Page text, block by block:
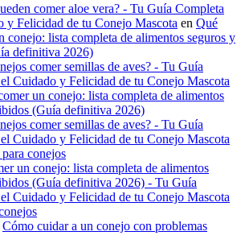
comer aloe vera? - Tu Guía Completa
y Felicidad de tu Conejo Mascota en Qué
conejo: lista completa de alimentos seguros y
definitiva 2026)
comer semillas de aves? - Tu Guía
Cuidado y Felicidad de tu Conejo Mascota
un conejo: lista completa de alimentos
(Guía definitiva 2026)
comer semillas de aves? - Tu Guía
Cuidado y Felicidad de tu Conejo Mascota
conejos
un conejo: lista completa de alimentos
(Guía definitiva 2026) - Tu Guía
Cuidado y Felicidad de tu Conejo Mascota
Cómo cuidar a un conejo con problemas